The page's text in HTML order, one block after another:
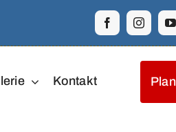
Kontakt